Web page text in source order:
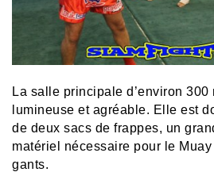
La salle principale d’environ 300
lumineuse et agréable. Elle est
de deux sacs de frappes, un
matériel nécessaire pour le
gants.